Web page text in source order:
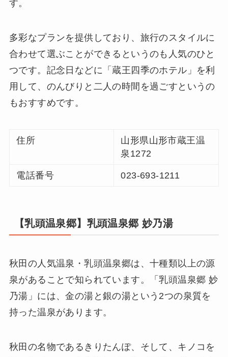
す。
多彩なプランを提供しており、旅行のスタイルに
合わせて選ぶことができるというのも人気のひと
つです。記念日などに「蔵王四季のホテル」を利
用して、のんびりと二人の時間を過ごすというの
もおすすめです。
住所
山形県山形市蔵王温
泉1272
電話番号 023-693-1211
【乳頭温泉郷】乳頭温泉郷 妙乃湯
秋田の人気温泉・乳頭温泉郷は、十種類以上の源
泉があることで知られています。「乳頭温泉郷 妙
乃湯」には、金の湯と銀の湯という2つの泉質を
持った温泉があります。
秋田の名物であるきりたんぽ、そして、キノコを